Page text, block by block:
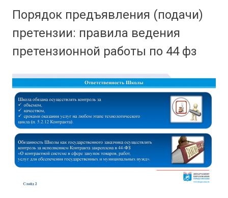
Порядок предъявления (подачи)
претензии: правила ведения
претензионной работы по 44 фз